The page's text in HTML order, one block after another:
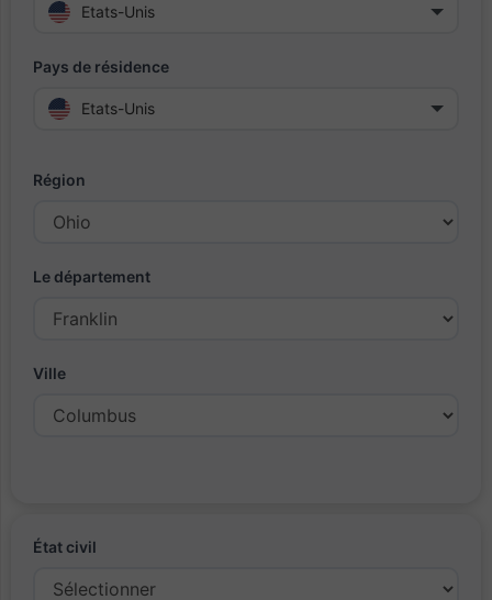
Etats-Unis
Pays de résidence
Etats-Unis
Région
Le département
Ville
État civil